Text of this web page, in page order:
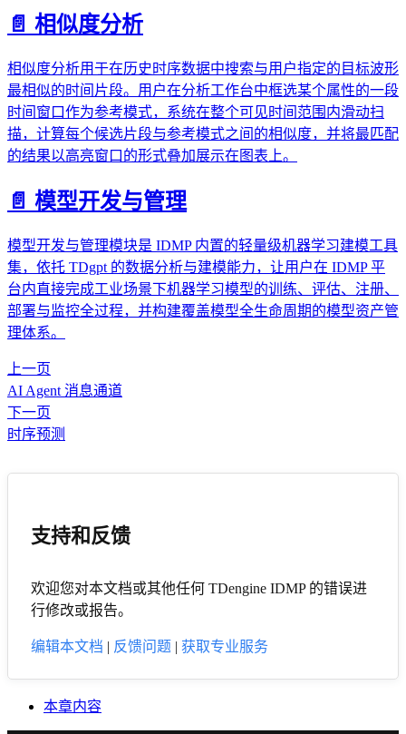
📄️ 相似度分析
相似度分析用于在历史时序数据中搜索与用户指定的目标波形
最相似的时间片段。用户在分析工作台中框选某个属性的一段
时间窗口作为参考模式，系统在整个可见时间范围内滑动扫
描，计算每个候选片段与参考模式之间的相似度，并将最匹配
的结果以高亮窗口的形式叠加展示在图表上。
📄️ 模型开发与管理
模型开发与管理模块是 IDMP 内置的轻量级机器学习建模工具
集，依托 TDgpt 的数据分析与建模能力，让用户在 IDMP 平
台内直接完成工业场景下机器学习模型的训练、评估、注册、
部署与监控全过程，并构建覆盖模型全生命周期的模型资产管
理体系。
上一页
AI Agent 消息通道
下一页
时序预测
支持和反馈
欢迎您对本文档或其他任何 TDengine IDMP 的错误进
行修改或报告。
编辑本文档 | 反馈问题 | 获取专业服务
本章内容